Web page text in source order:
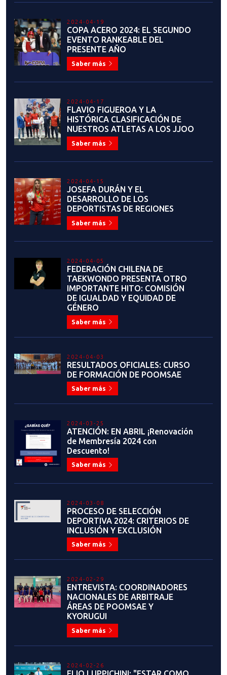
Saber más
2023-11-06
IMPORTANTE INFORMACIÓN:
MEMBRESÍA 2024
Saber más
2023-11-03
CONOZCA A: AGUSTINA FARFÁN
Saber más
2023-10-31
ANUNCIO: TERCERA FECHA LIGA
NACIONAL
Saber más
ENTREVISTAS A
PROTAGONISTAS DE LAS
HISTÓRICAS JORNADAS EN
SANTIAGO 2023
Saber más
2023-10-29
SANTIAGO 2023
Saber más
JONATHAN FARÍAS: "ESTE AÑO
PARA MÍ HA SIDO UN SUEÑO
DEPORTIVO"
Saber más
SANTIAGO 2023: LISTA
DELEGACIÓN DE TAEKWONDO
Saber más
2023-10-07
DIEGO CARRILLO: UNA HISTORIA
LLENA DE ESFUERZO, SACRIFICIO
Y PERSEVERANCIA
Saber más